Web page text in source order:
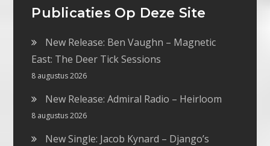
Publicaties Op Deze Site
New Release: Ben Vaughn – Magnetic
East: The Deer Tick Sessions
8 augustus 2026
New Release: Admiral Radio – Heirloom
8 augustus 2026
New Single: Jacob Kynard – Django’s